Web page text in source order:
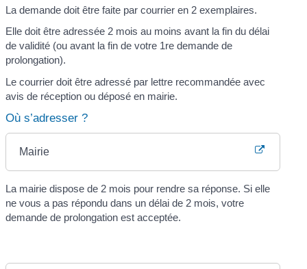
La demande doit être faite par courrier en 2 exemplaires.
Elle doit être adressée 2 mois au moins avant la fin du délai
de validité (ou avant la fin de votre 1re demande de
prolongation).
Le courrier doit être adressé par lettre recommandée avec
avis de réception ou déposé en mairie.
Où s’adresser ?
Mairie
La mairie dispose de 2 mois pour rendre sa réponse. Si elle
ne vous a pas répondu dans un délai de 2 mois, votre
demande de prolongation est acceptée.